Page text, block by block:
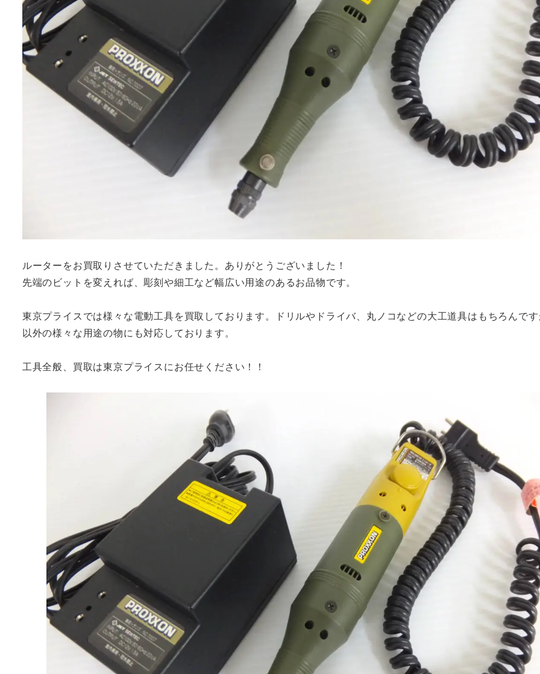
ルーターをお買取りさせていただきました。ありがとうございました！
先端のビットを変えれば、彫刻や細工など幅広い用途のあるお品物です。
東京プライスでは様々な電動工具を買取しております。ドリルやドライバ、丸ノコなどの大工道具はもちろんで
以外の様々な用途の物にも対応しております。
工具全般、買取は東京プライスにお任せください！！